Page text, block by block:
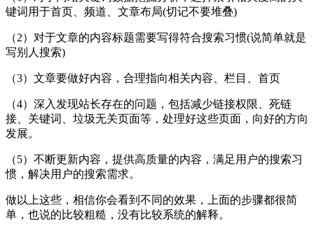
键词用于首页、频道、文章布局(切记不要堆叠)
（2）对于文章的内容标题需要写得符合搜索习惯(说简单就是
写别人搜索)
（3）文章要做好内容，合理指向相关内容、栏目、首页
（4）深入发现站长存在的问题，包括减少链接权限、死链
接、关键词、垃圾无关页面等，处理好这些页面，向好的方向
发展。
（5）不断更新内容，提供高质量的内容，满足用户的搜索习
惯，解决用户的搜索需求。
做以上这些，相信你会看到不同的效果，上面的步骤都很简
单，也说的比较粗糙，没有比较系统的解释。